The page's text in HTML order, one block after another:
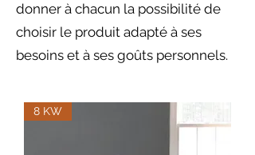
donner à chacun la possibilité de
choisir le produit adapté à ses
besoins et à ses goûts personnels.
8 KW